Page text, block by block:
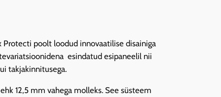
Protecti poolt loodud innovaatilise disainiga
esindatud esipaneelil nii
takjakinnitusega.
12,5 mm vahega molleks. See süsteem